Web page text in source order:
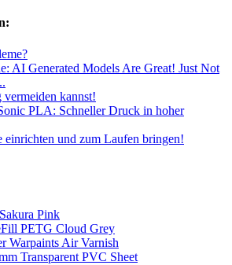
AI Generated Models Are Great! Just Not
kannst!
PLA: Schneller Druck in hoher
und zum Laufen bringen!
Pink
PETG Cloud Grey
Warpaints Air Varnish
Transparent PVC Sheet